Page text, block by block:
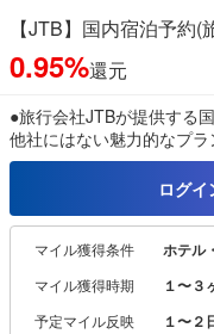
【JTB】国内宿泊予約
0.95%還元
●旅行会社JTBが提供する
他社にはない魅力的なプ
ら、 お得なシティホテル
ンライン予約可能です。
また、JRや航空券
ランも好評です。
ログ
マイル獲得条件 ホテル
マイル獲得時期 １〜３
予定マイル反映 １〜２